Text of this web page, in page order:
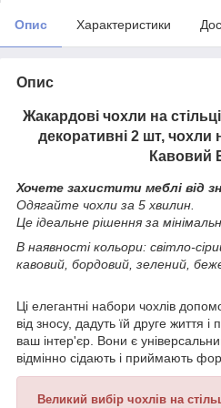
Опис Характеристики
Опис
Жакардові чохли на
декоративні 2 шт, чохли
Кавовий
Хочете захистити меблі від
Одягайте чохли за 5 хвилин.
Це ідеальне рішення за
В наявності кольори: світло-
кавовий, бордовий, зелений,
Ці елегантні набори чохлів
від зносу, дадуть їй друге життя
ваш інтер'єр. Вони є
відмінно сідають і приймають
Великий вибір чохлів на